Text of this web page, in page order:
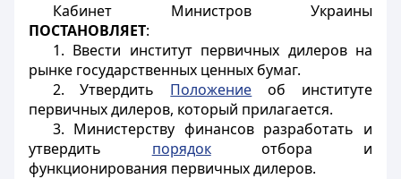
Кабинет Министров Украины
ПОСТАНОВЛЯЕТ:
1. Ввести институт первичных дилеров на
рынке государственных ценных бумаг.
2. Утвердить Положение об институте
первичных дилеров, который прилагается.
3. Министерству финансов разработать и
утвердить порядокотбора и
функционирования первичных дилеров.